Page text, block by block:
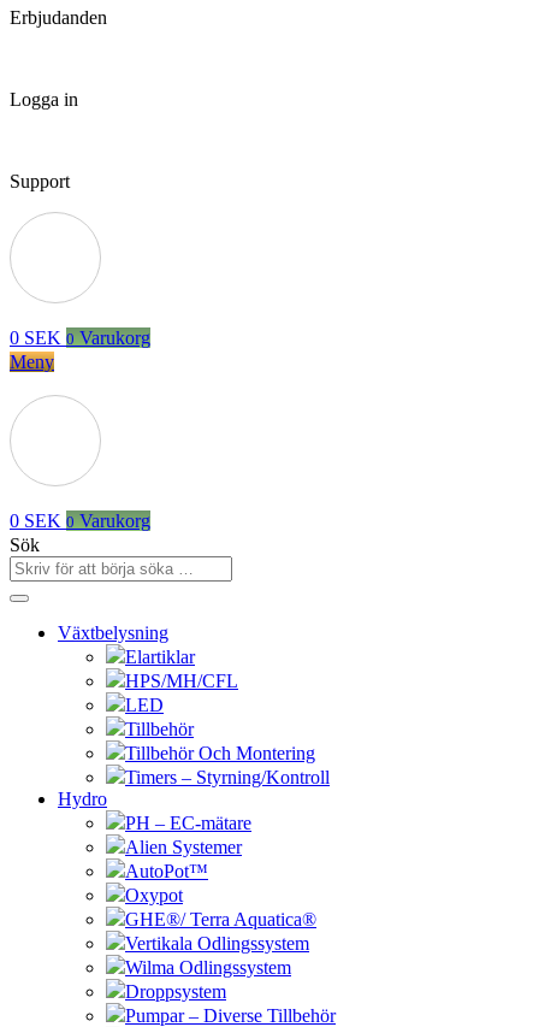
Erbjudanden
Logga in
Support
0 SEK 0 Varukorg
Meny
0 SEK 0 Varukorg
Sök
Växtbelysning
Elartiklar
HPS/MH/CFL
LED
Tillbehör
Tillbehör Och Montering
Timers – Styrning/Kontroll
Hydro
PH – EC-mätare
Alien Systemer
AutoPot™
Oxypot
GHE®/ Terra Aquatica®
Vertikala Odlingssystem
Wilma Odlingssystem
Droppsystem
Pumpar – Diverse Tillbehör